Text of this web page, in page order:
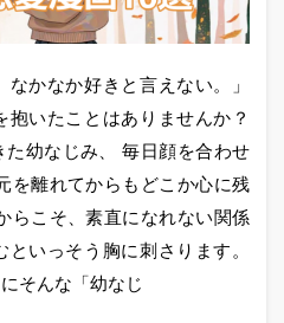
なかなか好きと言えない。」
いたことはありませんか？
幼なじみ、 毎日顔を合わせ
を離れてからもどこか心に残
らこそ、素直になれない関係
いっそう胸に刺さります。
そんな「幼なじ